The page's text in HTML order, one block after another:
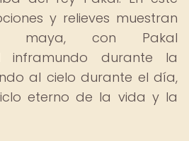
y relieves muestran
maya, con Pakal
inframundo durante la
al cielo durante el día,
eterno de la vida y la